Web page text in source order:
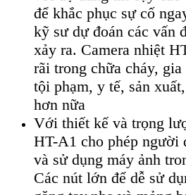
để khắc phục sự cố
kỹ sư dự đoán các vấn
xảy ra. Camera nhiệt
rãi trong chữa cháy, gia
tội phạm, y tế, sản
hơn nữa
Với thiết kế và trọng
HT-A1 cho phép người
và sử dụng máy ảnh
Các nút lớn để dễ sử